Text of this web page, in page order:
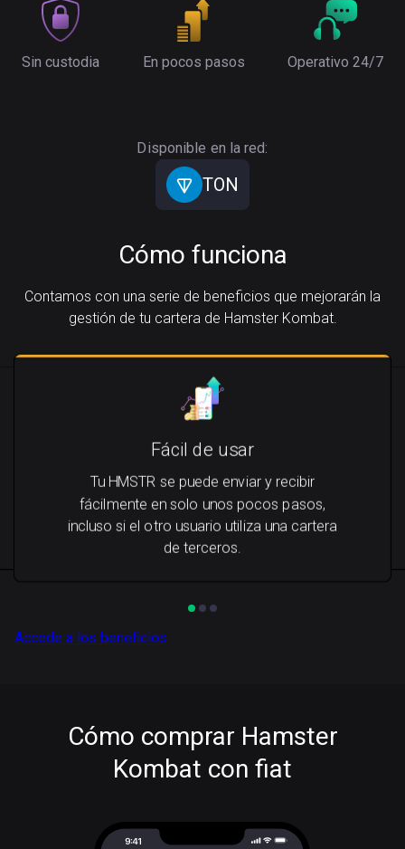
Sin custodia En pocos pasos Operativo 24/7
Disponible en la red:
TON
Cómo funciona
Contamos con una serie de beneficios que mejorarán la
gestión de tu cartera de Hamster Kombat.
Fácil de usar
Tu HMSTR se puede enviar y recibir
fácilmente en solo unos pocos pasos,
incluso si el otro usuario utiliza una cartera
de terceros.
Accede a los beneficios
Cómo comprar Hamster
Kombat con fiat